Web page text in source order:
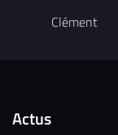
Clément
Actus